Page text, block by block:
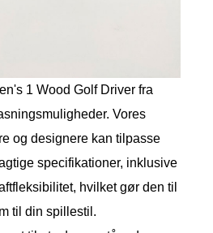
1 Wood Golf Driver fra
Vores
og designere kan tilpasse
specifikationer, inklusive
hvilket gør den til
til din spillestil.